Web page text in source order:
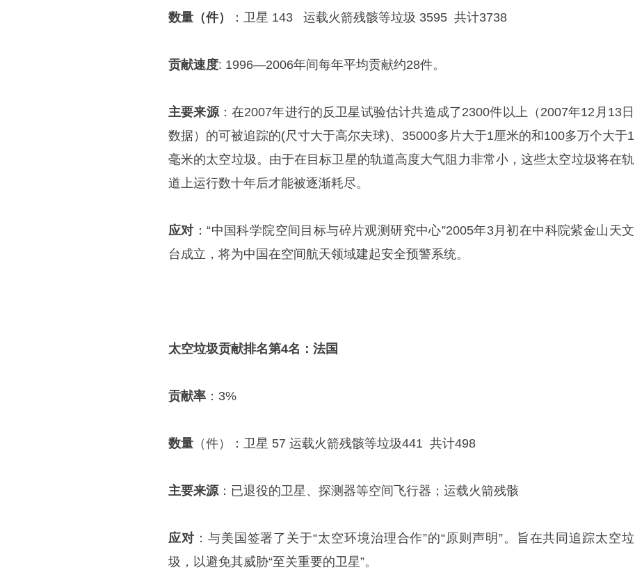
数量（件） ：卫星 143 运载火箭残骸等垃圾 3595 共计3738
贡献速度: 1996—2006年间每年平均贡献约28件。
主要来源：在2007年进行的反卫星试验估计共造成了2300件以上（2007年12月13日
数据）的可被追踪的(尺寸大于高尔夫球)、35000多片大于1厘米的和100多万个大于1
毫米的太空垃圾。由于在目标卫星的轨道高度大气阻力非常小，这些太空垃圾将在轨
道上运行数十年后才能被逐渐耗尽。
应对 ：“中国科学院空间目标与碎片观测研究中心”2005年3月初在中科院紫金山天文
台成立，将为中国在空间航天领域建起安全预警系统。
太空垃圾贡献排名第4名：法国
贡献率 ：3%
数量 （件）：卫星 57 运载火箭残骸等垃圾441 共计498
主要来源：已退役的卫星、探测器等空间飞行器；运载火箭残骸
应对 ：与美国签署了关于“太空环境治理合作”的“原则声明”。旨在共同追踪太空垃
圾，以避免其威胁“至关重要的卫星”。